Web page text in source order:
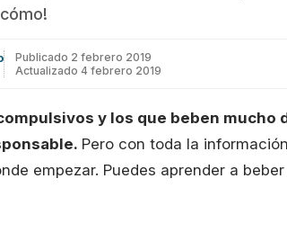
Publicado 2 febrero 2019
Actualizado 4 febrero 2019
y los que beben mucho
Pero con toda la
empezar. Puedes aprender a